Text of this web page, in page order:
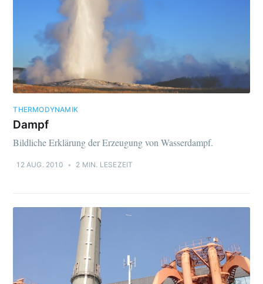
THERMODYNAMIK
Dampf
Bildliche Erklärung der Erzeugung von Wasserdampf.
12 AUG. 2010 • 2 MIN. LESEZEIT